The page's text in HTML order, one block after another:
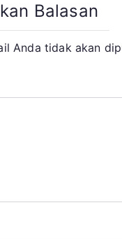
Balasan
Anda tidak akan